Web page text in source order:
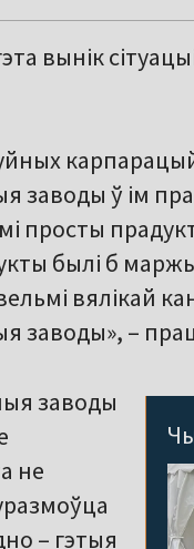
вынік
заводы ў ім
просты прадукт.
былі б
вялікай
заводы», –
заводы
не
– гэтыя